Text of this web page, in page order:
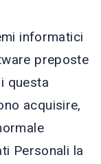
informatici
preposte
questa
acquisire,
Personali la